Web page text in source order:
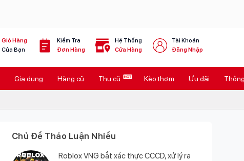
Giỏ Hàng
Của Bạn
Kiểm Tra
Đơn Hàng
Hệ Thống
Cửa Hàng
Tài Khoản
Đăng Nhập
Gia dụng Hàng cũ Thu cũ Kèo thơm Ưu đãi
Chủ Đề Thảo Luận Nhiều
Roblox VNG bắt xác thực CCCD, xử lý ra